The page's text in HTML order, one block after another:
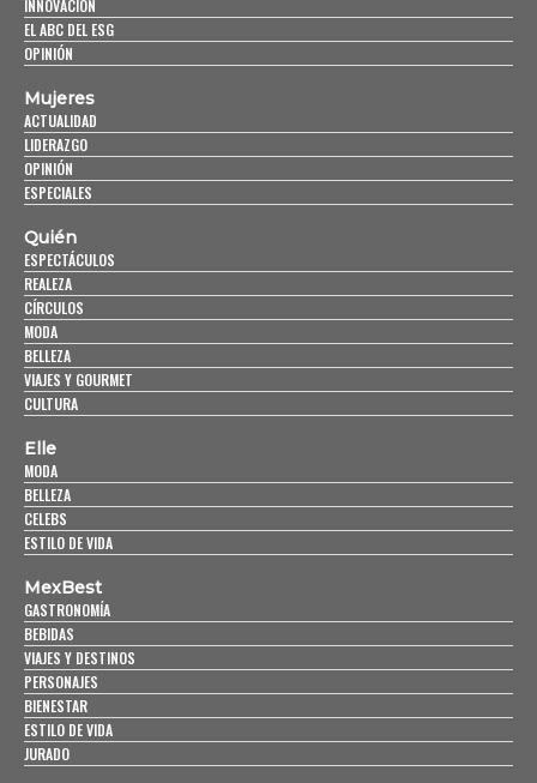
INNOVACIÓN
EL ABC DEL ESG
OPINIÓN
Mujeres
ACTUALIDAD
LIDERAZGO
OPINIÓN
ESPECIALES
Quién
ESPECTÁCULOS
REALEZA
CÍRCULOS
MODA
BELLEZA
VIAJES Y GOURMET
CULTURA
Elle
MODA
BELLEZA
CELEBS
ESTILO DE VIDA
MexBest
GASTRONOMÍA
BEBIDAS
VIAJES Y DESTINOS
PERSONAJES
BIENESTAR
ESTILO DE VIDA
JURADO